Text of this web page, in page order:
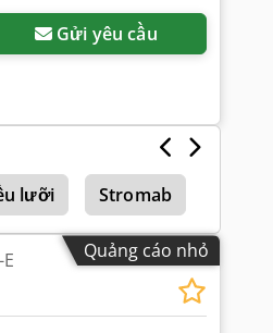
Gửi yêu cầu
lưỡi Stromab
Quảng cáo nhỏ